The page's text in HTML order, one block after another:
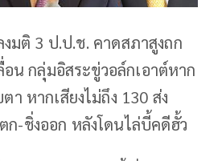
งมติ 3 ป.ป.ช. คาดสภาสูงถก
อน กลุ่มอิสระขู่วอล์กเอาต์หาก
หากเสียงไม่ถึง 130 ส่ง
-ชิ่งออก หลังโดนไล่บี้คดีฮั้ว